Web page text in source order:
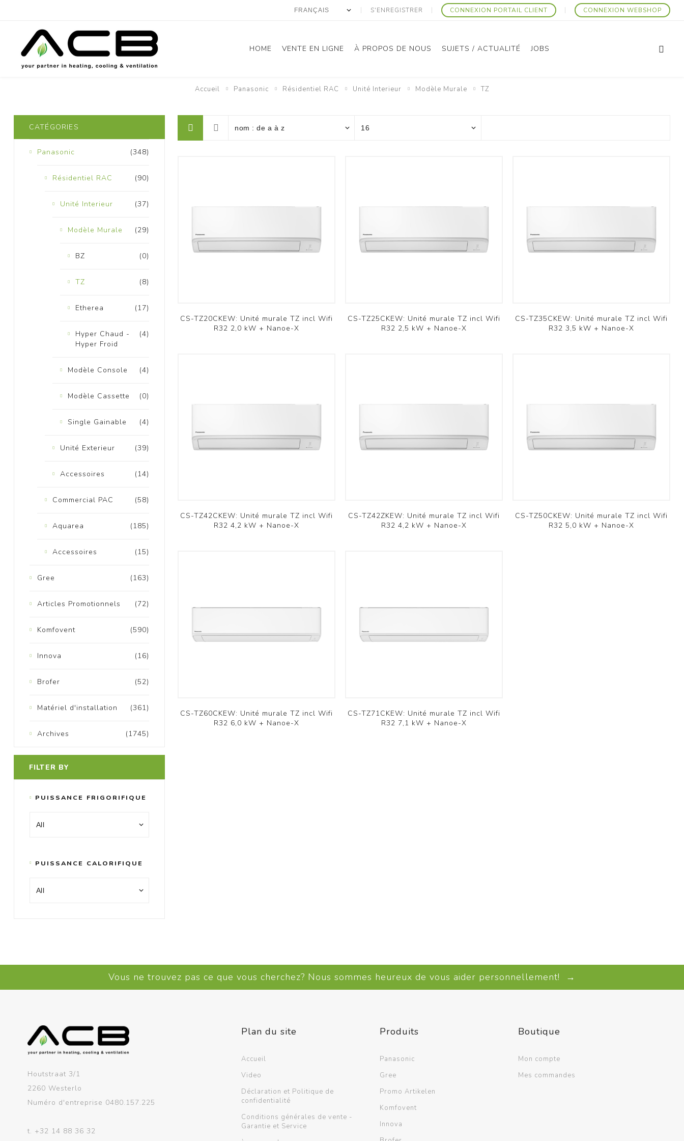
S'ENREGISTRER CONNEXION PORTAIL CLIENT CONNEXION WEBSHOP
HOME VENTE EN LIGNE
Panasonic Gree
Commercial PAC
Articles Promotionnels
Domekt
Färna
Résidentiel
Matériel d'installation
Chemins de câbles /
Accessoires
Archives
À PROPOS DE NOUS SUJETS / ACTUALITÉ JOBS
Accueil Panasonic Résidentiel RAC Unité Interieur Modèle Murale TZ
CS-TZ20CKEW: Unité murale TZ incl Wifi
R32 2,0 kW + Nanoe-X
CS-TZ25CKEW: Unité murale TZ incl Wifi
R32 2,5 kW + Nanoe-X
CS-TZ35CKEW: Unité murale TZ incl Wifi
R32 3,5 kW + Nanoe-X
CS-TZ42CKEW: Unité murale TZ incl Wifi
R32 4,2 kW + Nanoe-X
CS-TZ42ZKEW: Unité murale TZ incl Wifi
R32 4,2 kW + Nanoe-X
CS-TZ50CKEW: Unité murale TZ incl Wifi
R32 5,0 kW + Nanoe-X
CS-TZ60CKEW: Unité murale TZ incl Wifi
R32 6,0 kW + Nanoe-X
CS-TZ71CKEW: Unité murale TZ incl Wifi
R32 7,1 kW + Nanoe-X
CATÉGORIES
(348)
Panasonic
(90)
Résidentiel RAC
(37)
Unité Interieur
(29)
Modèle Murale
(0)
BZ
(8)
TZ
(17)
Etherea
(4)
Hyper Chaud -
Hyper Froid
(4)
Modèle Console
(0)
Modèle Cassette
(4)
Single Gainable
(39)
Unité Exterieur
(14)
Accessoires
(58)
Commercial PAC
(185)
Aquarea
(15)
Accessoires
(163)
Gree
(72)
Articles Promotionnels
(590)
Komfovent
(16)
Innova
(52)
Brofer
(361)
Matériel d'installation
(1745)
Archives
FILTER BY
PUISSANCE FRIGORIFIQUE
PUISSANCE CALORIFIQUE
Vous ne trouvez pas ce que vous cherchez? Nous sommes heureux de vous aider personnellement! →
Houtstraat 3/1
2260 Westerlo
Numéro d'entreprise 0480.157.225
t. +32 14 88 36 32
Plan du site
Accueil
Video
Déclaration et Politique de
confidentialité
Conditions générales de vente -
Garantie et Service
Produits
Panasonic
Gree
Promo Artikelen
Komfovent
Innova
Boutique
Mon compte
Mes commandes